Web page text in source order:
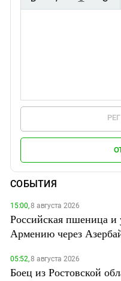
СОБЫТИЯ
15:00,8 августа 2026
Российская пшеница и
Армению через
05:52,8 августа 2026
Боец из Ростовской